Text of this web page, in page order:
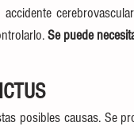
Se puede
posibles causas. Se